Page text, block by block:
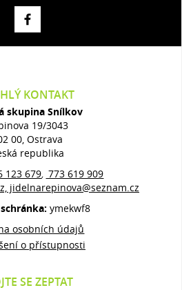
KONTAKT
skupina Snílkov
19/3043
00, Ostrava
republika
123 679, 773 619 909
jidelnarepinova@seznam.cz
ymekwf8
osobních údajů
o přístupnosti
SE ZEPTAT